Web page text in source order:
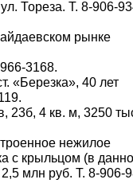
Тореза. Т. 8-906-
рынке
3168.
«Березка», 40 лет
23б, 4 кв. м, 3250
нежилое
с крыльцом (в
млн руб. Т. 8-906-